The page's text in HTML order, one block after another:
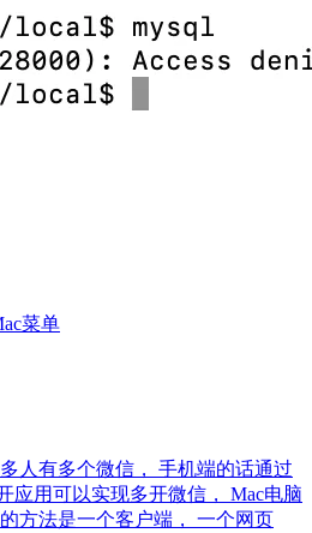
菜单
人有多个微信， 手机端的话通过
应用可以实现多开微信， Mac电脑
方法是一个客户端， 一个网页